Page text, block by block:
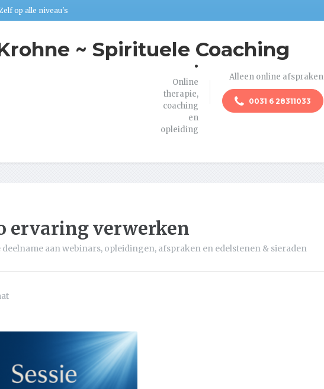
op alle niveau's
~ Spirituele Coaching
.
Online
therapie,
coaching
en
opleiding
Alleen online afspraken
0031 6 28311033
ervaring verwerken
deelname aan webinars, opleidingen, afspraken en edelstenen & sieraden